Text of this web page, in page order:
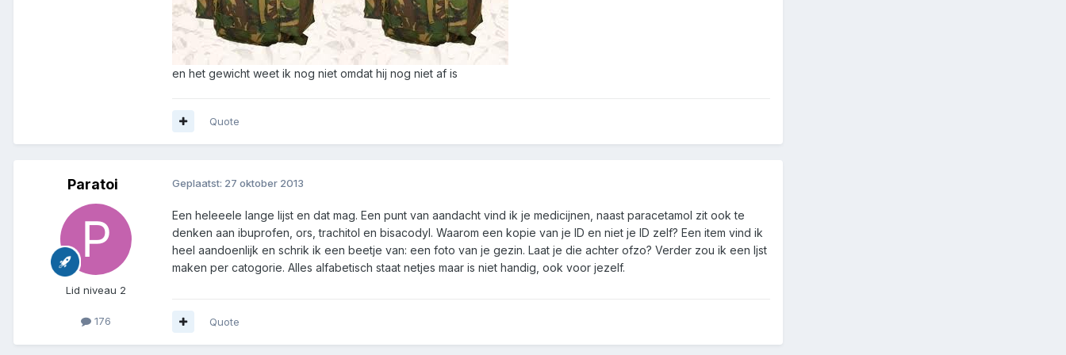
en het gewicht weet ik nog niet omdat hij nog niet af is
Quote
Paratoi
Lid niveau 2
176
Geplaatst: 27 oktober 2013
Een heleeele lange lijst en dat mag. Een punt van aandacht vind ik je medicijnen, naast paracetamol zit ook te
denken aan ibuprofen, ors, trachitol en bisacodyl. Waarom een kopie van je ID en niet je ID zelf? Een item vind ik
heel aandoenlijk en schrik ik een beetje van: een foto van je gezin. Laat je die achter ofzo? Verder zou ik een ljst
maken per catogorie. Alles alfabetisch staat netjes maar is niet handig, ook voor jezelf.
Quote